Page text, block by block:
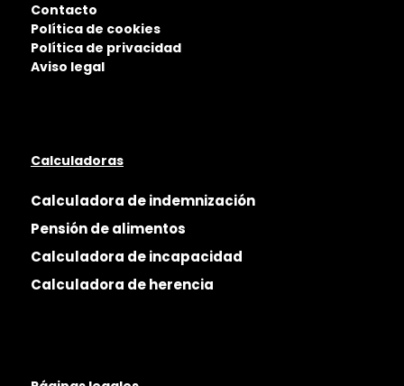
Contacto
Política de cookies
Política de privacidad
Aviso legal
Calculadoras
Calculadora de indemnización
Pensión de alimentos
Calculadora de incapacidad
Calculadora de herencia